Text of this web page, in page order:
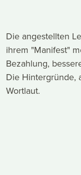
Die angestellten
ihrem "Manifest"
Bezahlung,
Die Hintergründe,
Wortlaut.